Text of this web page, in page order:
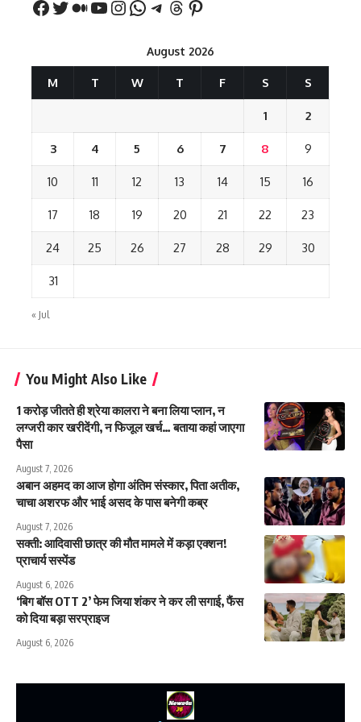
August 2026
M T W T F S S
1 2
3 4 5 6 7 8 9
10 11 12 13 14 15 16
17 18 19 20 21 22 23
24 25 26 27 28 29 30
31
« Jul
You Might Also Like
1 करोड़ जीतते ही श्रेया कालरा ने बना लिया प्लान, न
लग्जरी कार खरीदेंगी, न फिजूल खर्च… बताया कहां जाएगा
पैसा
August 7, 2026
अबान अहमद का आज होगा अंतिम संस्कार, पिता अतीक,
चाचा अशरफ और भाई असद के पास बनेगी कब्र
August 7, 2026
सक्ती: आदिवासी छात्र की मौत मामले में कड़ा एक्शन!
प्राचार्य सस्पेंड
August 6, 2026
‘बिग बॉस OTT 2’ फेम जिया शंकर ने कर ली सगाई, फैंस
को दिया बड़ा सरप्राइज
August 6, 2026